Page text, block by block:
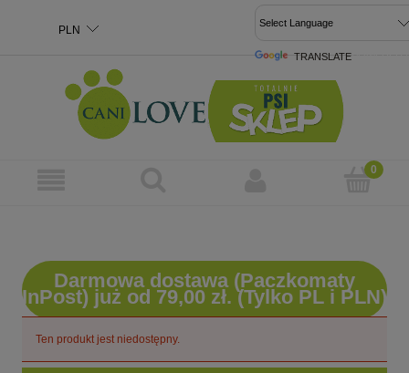
TRANSLATE
Darmowa dostawa (Paczkomaty
InPost) już od 79,00 zł. (Tylko PL i PLN)
Ten produkt jest niedostępny.